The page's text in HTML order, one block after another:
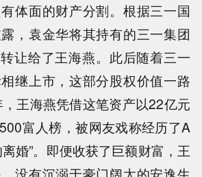
体面的财产分割。根据三一国
，袁金华将其持有的三一集团
让给了王海燕。此后随着三一
继上市，这部分股权价值一路
王海燕凭借这笔资产以22亿元
富人榜，被网友戏称经历了A
婚”。即便收获了巨额财富，王